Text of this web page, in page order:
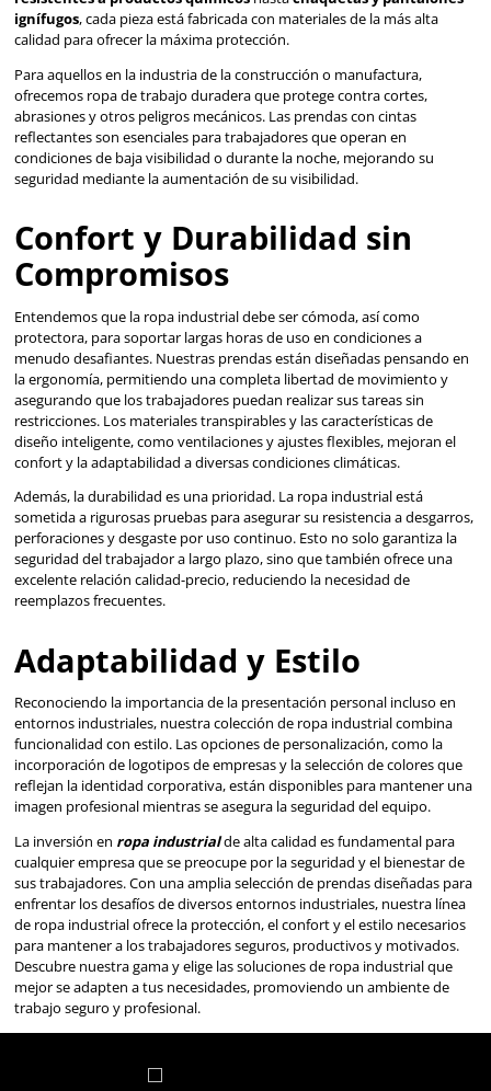
Entendemos que la ropa industrial debe ser cómoda, así
protectora, para soportar largas horas de uso en
menudo desafiantes. Nuestras prendas están diseñadas
la ergonomía, permitiendo una completa libertad de
asegurando que los trabajadores puedan realizar sus
restricciones. Los materiales transpirables y las
diseño inteligente, como ventilaciones y ajustes flexibles,
confort y la adaptabilidad a diversas condiciones
Además, la durabilidad es una prioridad. La ropa
sometida a rigurosas pruebas para asegurar su
perforaciones y desgaste por uso continuo. Esto no solo
seguridad del trabajador a largo plazo, sino que también
excelente relación calidad-precio, reduciendo la
reemplazos frecuentes.
Adaptabilidad y Estilo
Reconociendo la importancia de la presentación personal
entornos industriales, nuestra colección de ropa
funcionalidad con estilo. Las opciones de personalización,
incorporación de logotipos de empresas y la selección de
reflejan la identidad corporativa, están disponibles para
La inversión enropa industrial de alta calidad es
cualquier empresa que se preocupe por la seguridad y el
sus trabajadores. Con una amplia selección de prendas
enfrentar los desafíos de diversos entornos industriales,
de ropa industrial ofrece la protección, el confort y el
para mantener a los trabajadores seguros, productivos y
mejor se adapten a tus necesidades, promoviendo un
trabajo seguro y profesional.
Ropa Industrial: La
Línea de Defensa
Riesgos Laborales